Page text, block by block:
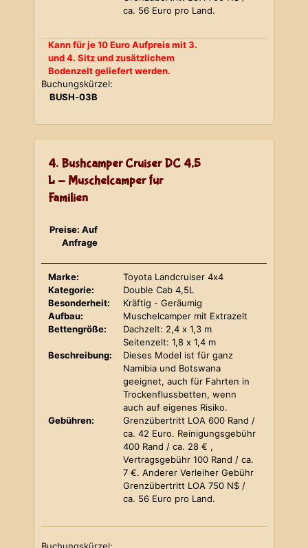
ca. 56 Euro pro Land.
Kann für je 10 Euro Aufpreis mit 3.
und 4. Sitz und zusätzlichem
Bodenzelt geliefert werden.
Buchungskürzel:
BUSH-03B
4. Bushcamper Cruiser DC 4,5
L - Muschelcamper für
Familien
Preise: Auf
Anfrage
Marke:
Toyota Landcruiser 4x4
Kategorie:
Double Cab 4,5L
Besonderheit:
Kräftig - Geräumig
Aufbau:
Muschelcamper mit Extrazelt
Bettengröße:
Dachzelt: 2,4 x 1,3 m
Seitenzelt: 1,8 x 1,4 m
Beschreibung:
Dieses Model ist für ganz
Namibia und Botswana
geeignet, auch für Fahrten in
Trockenflussbetten, wenn
auch auf eigenes Risiko.
Gebühren:
Grenzübertritt LOA 600 Rand /
ca. 42 Euro. Reinigungsgebühr
400 Rand / ca. 28 € ,
Vertragsgebühr 100 Rand / ca.
7 €. Anderer Verleiher Gebühr
Grenzübertritt LOA 750 N$ /
ca. 56 Euro pro Land.